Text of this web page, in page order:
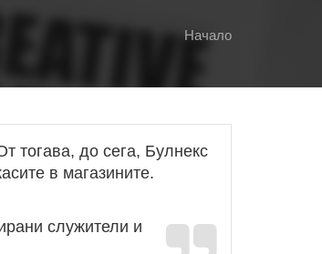
Начало
тогава, до сега, Булнекс
в магазините.
служители и